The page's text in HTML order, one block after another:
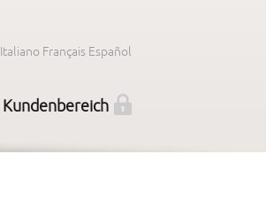
Italiano Français Español
Kundenbereich